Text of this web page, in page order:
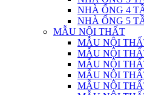
NHÀ ỐNG 4
NHÀ ỐNG 5
MẪU NỘI THẤT
MẪU NỘI
MẪU NỘI
MẪU NỘI
MẪU NỘI
MẪU NỘI